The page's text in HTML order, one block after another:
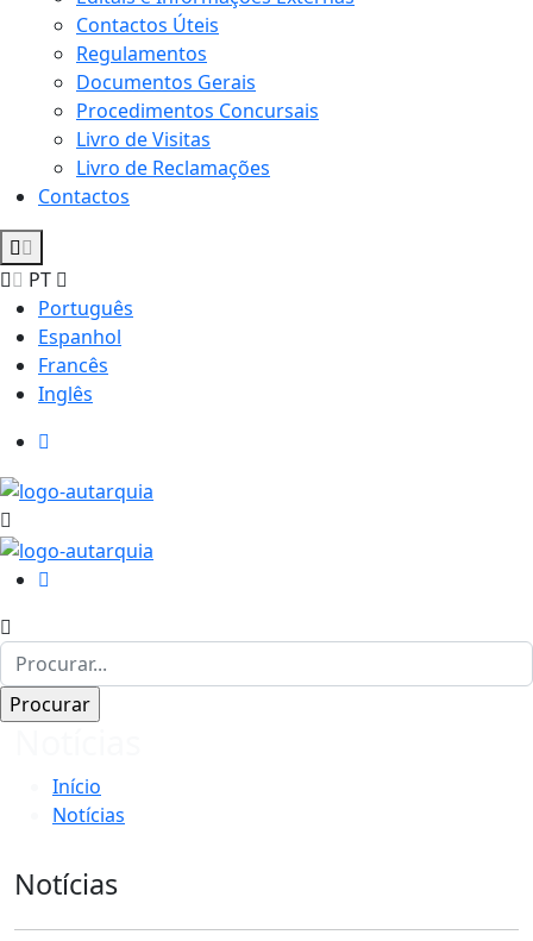
Contactos Úteis
Regulamentos
Documentos Gerais
Procedimentos Concursais
Livro de Visitas
Livro de Reclamações
Contactos
PT
Português
Espanhol
Francês
Inglês
Início
Notícias
Notícias